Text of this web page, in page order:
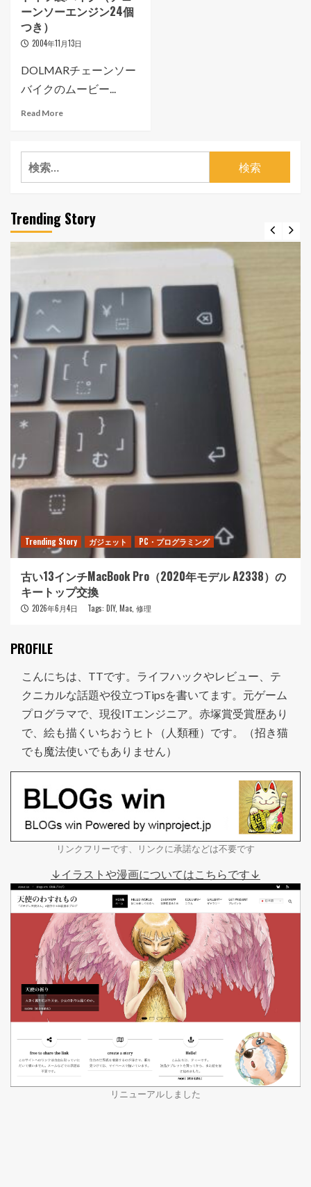
ーンソーエンジン24個
つき）
2004年11月13日
DOLMARチェーンソー
バイクのムービー...
Read More
検
索:
Trending Story
Trending Story ガジェット PC・プログラミング
古い13インチMacBook Pro（2020年モデル A2338）の
キートップ交換
2026年6月4日 Tags: DIY, Mac 修理
PROFILE
こんにちは、TTです。ライフハックやレビュー、テ
クニカルな話題や役立つTipsを書いてます。元ゲーム
プログラマで、現役ITエンジニア。赤塚賞受賞歴あり
で、絵も描くいちおうヒト（人類種）です。（招き猫
でも魔法使いでもありません）
リンクフリーです、リンクに承諾などは不要です
↓イラストや漫画についてはこちらです↓
リニューアルしました